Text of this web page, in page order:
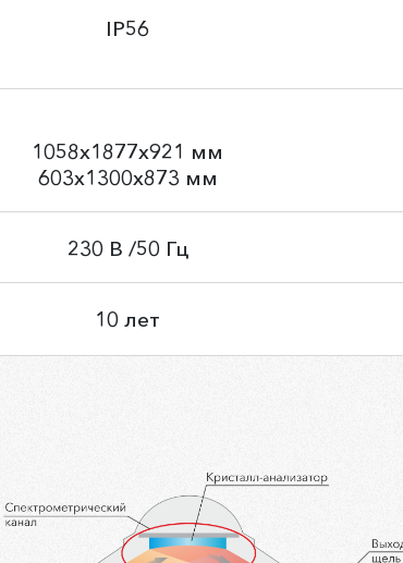
IP56
1058х1877х921 мм
603х1300х873 мм
230 В /50 Гц
10 лет